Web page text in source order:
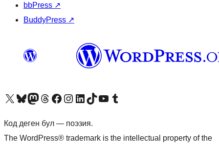
bbPress ↗
BuddyPress ↗
Visit our X (formerly Twitter) account
Visit our Bluesky account
Биздин Mastodon түрмөгүбүзгө баш багыңыз
Visit our Threads account
Биздин Facebook баракчабызга кириңиз
Биздин Instagram баракчабызга баш багыңыз
Биздин LinkedIn баракчабызга баш багыңыз
Visit our TikTok account
Visit our YouTube channel
Visit our Tumblr account
Код деген бул — поэзия.
The WordPress® trademark is the intellectual property of the